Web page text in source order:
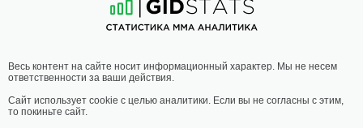
Весь контент на сайте носит информационный характер. Мы не несем
ответственности за ваши действия.
Сайт использует cookie с целью аналитики. Если вы не согласны с этим,
то покиньте сайт.